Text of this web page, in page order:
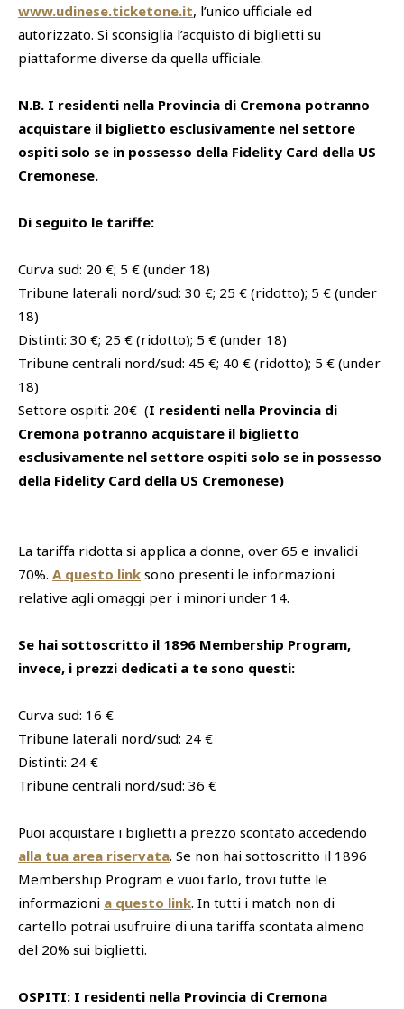
www.udinese.ticketone.it, l’unico ufficiale ed
autorizzato. Si sconsiglia l’acquisto di biglietti su
piattaforme diverse da quella ufficiale.
N.B. I residenti nella Provincia di Cremona potranno
acquistare il biglietto esclusivamente nel settore
ospiti solo se in possesso della Fidelity Card della US
Cremonese.
Di seguito le tariffe:
Curva sud: 20 €; 5 € (under 18)
Tribune laterali nord/sud: 30 €; 25 € (ridotto); 5 € (under
18)
Distinti: 30 €; 25 € (ridotto); 5 € (under 18)
Tribune centrali nord/sud: 45 €; 40 € (ridotto); 5 € (under
18)
Settore ospiti: 20€ (I residenti nella Provincia di
Cremona potranno acquistare il biglietto
esclusivamente nel settore ospiti solo se in possesso
della Fidelity Card della US Cremonese)
La tariffa ridotta si applica a donne, over 65 e invalidi
70%. A questo link sono presenti le informazioni
relative agli omaggi per i minori under 14.
Se hai sottoscritto il 1896 Membership Program,
invece, i prezzi dedicati a te sono questi:
Curva sud: 16 €
Tribune laterali nord/sud: 24 €
Distinti: 24 €
Tribune centrali nord/sud: 36 €
Puoi acquistare i biglietti a prezzo scontato accedendo
alla tua area riservata. Se non hai sottoscritto il 1896
Membership Program e vuoi farlo, trovi tutte le
informazioni a questo link. In tutti i match non di
cartello potrai usufruire di una tariffa scontata almeno
del 20% sui biglietti.
OSPITI: I residenti nella Provincia di Cremona